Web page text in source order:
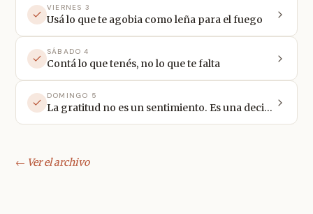
VIERNES 3
Usá lo que te agobia como leña para el fuego
SÁBADO 4
Contá lo que tenés, no lo que te falta
DOMINGO 5
La gratitud no es un sentimiento. Es una decisión que tomás antes.
← Ver el archivo